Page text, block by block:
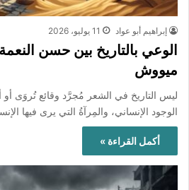
إبراهيم أبو عواد 11 يوليو، 2026
الوعي بالتاريخ بين حسن
ميووش
ليس التاريخ في الشعر مُجرَّد وقائع تُروَى أو
الوجود الإنساني، والمِرآةُ التي يرى فيها
أكمل القراءة »